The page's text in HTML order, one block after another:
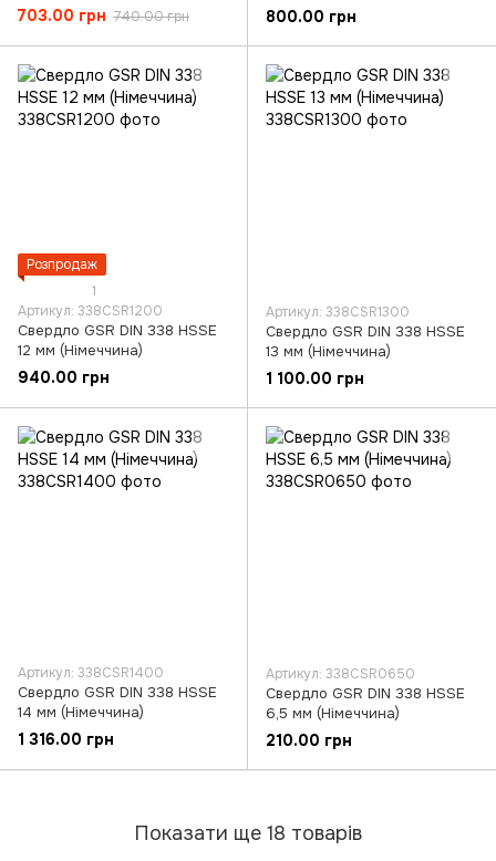
703.00 грн 740.00 грн 800.00 грн
Розпродаж
1
Артикул: 338CSR1200
Свердло GSR DIN 338 HSSE
12 мм (Німеччина)
940.00 грн
Артикул: 338CSR1300
Свердло GSR DIN 338 HSSE
13 мм (Німеччина)
1 100.00 грн
Артикул: 338CSR1400
Свердло GSR DIN 338 HSSE
14 мм (Німеччина)
1 316.00 грн
Артикул: 338CSR0650
Свердло GSR DIN 338 HSSE
6,5 мм (Німеччина)
210.00 грн
Показати ще 18 товарів